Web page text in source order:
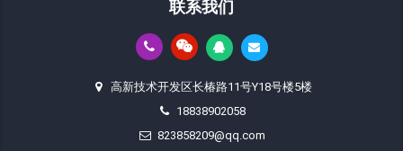
联系我们
高新技术开发区长椿路11号Y18号楼5楼
18838902058
823858209@qq.com